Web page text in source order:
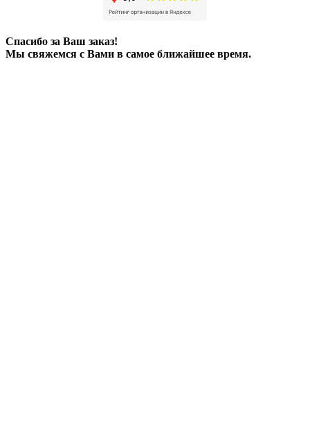
Спасибо за Ваш заказ!
Мы свяжемся с Вами в самое ближайшее время.